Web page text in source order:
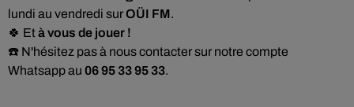
lundi au vendredi surOÜI FM.
🍀 Età vous de jouer !
☎️ N'hésitez pas à nous contacter sur notre compte
Whatsapp au 06 95 33 95 33.